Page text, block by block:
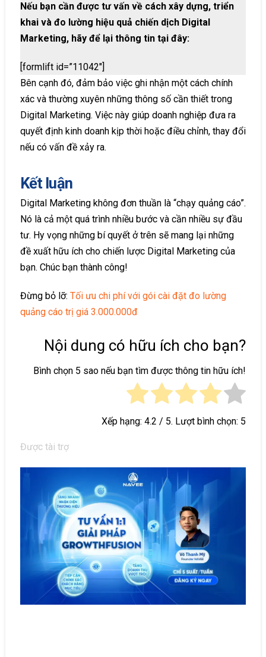
Nếu bạn cần được tư vấn về cách xây dựng, triển
khai và đo lường hiệu quả chiến dịch Digital
Marketing, hãy để lại thông tin tại đây:
[formlift id=”11042″]
Bên cạnh đó, đảm bảo việc ghi nhận một cách chính
xác và thường xuyên những thông số cần thiết trong
Digital Marketing. Việc này giúp doanh nghiệp đưa ra
quyết định kinh doanh kịp thời hoặc điều chỉnh, thay đổi
nếu có vấn đề xảy ra.
Kết luận
Digital Marketing không đơn thuần là “chạy quảng cáo”.
Nó là cả một quá trình nhiều bước và cần nhiều sự đầu
tư. Hy vọng những bí quyết ở trên sẽ mang lại những
đề xuất hữu ích cho chiến lược Digital Marketing của
bạn. Chúc bạn thành công!
Đừng bỏ lỡ: Tối ưu chi phí với gói cài đặt đo lường
quảng cáo trị giá 3.000.000đ
Nội dung có hữu ích cho bạn?
Bình chọn 5 sao nếu bạn tìm được thông tin hữu ích!
Xếp hạng:4.2 / 5. Lượt bình chọn: 5
Được tài trợ